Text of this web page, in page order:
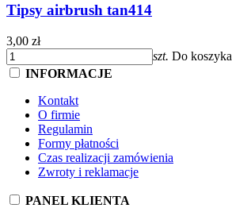
Tipsy airbrush tan414
3,00 zł
szt. Do koszyka
INFORMACJE
Kontakt
O firmie
Regulamin
Formy płatności
Czas realizacji zamówienia
Zwroty i reklamacje
PANEL KLIENTA